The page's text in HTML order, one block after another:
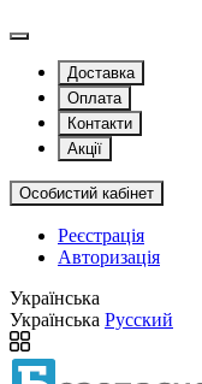
Доставка
Оплата
Контакти
Акції
Особистий кабінет
Реєстрація
Авторизація
Українська
Українська Русский